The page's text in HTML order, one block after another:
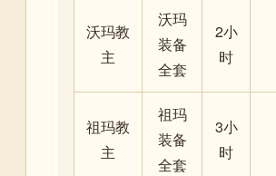
沃玛教
主
沃玛
装备
全套
2小
时
祖玛教
主
祖玛
装备
全套
3小
时